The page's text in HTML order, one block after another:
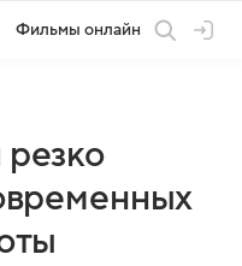
Фильмы онлайн